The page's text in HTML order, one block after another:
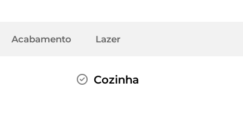
Acabamento Lazer
Cozinha